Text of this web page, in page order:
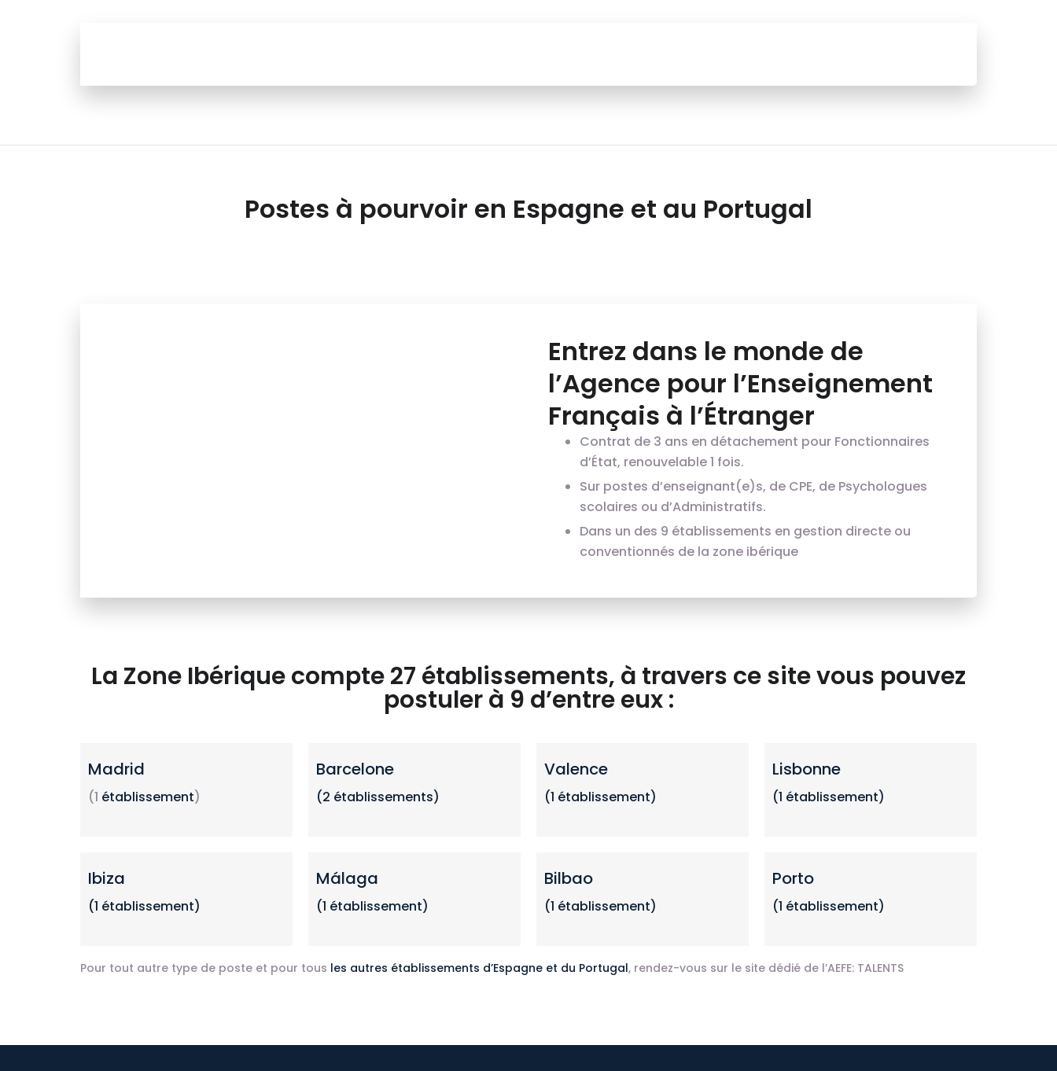
Postes à pourvoir en Espagne et au Portugal
Entrez dans le monde de
l’Agence pour l’Enseignement
Français à l’Étranger
Contrat de 3 ans en détachement pour Fonctionnaires
d’État, renouvelable 1 fois.
Sur postes d’enseignant(e)s, de CPE, de Psychologues
scolaires ou d’Administratifs.
Dans un des 9 établissements en gestion directe ou
conventionnés de la zone ibérique
La Zone Ibérique compte 27 établissements, à travers ce site vous pouvez
postuler à 9 d’entre eux :
Madrid
(1 établissement)
Barcelone
(2 établissements)
Valence
(1 établissement)
Lisbonne
(1 établissement)
Ibiza
(1 établissement)
Málaga
(1 établissement)
Bilbao
(1 établissement)
Porto
(1 établissement)
Pour tout autre type de poste et pour tous les autres établissements d’Espagne et du Portugal, rendez-vous sur le site dédié de l’AEFE: TALENTS